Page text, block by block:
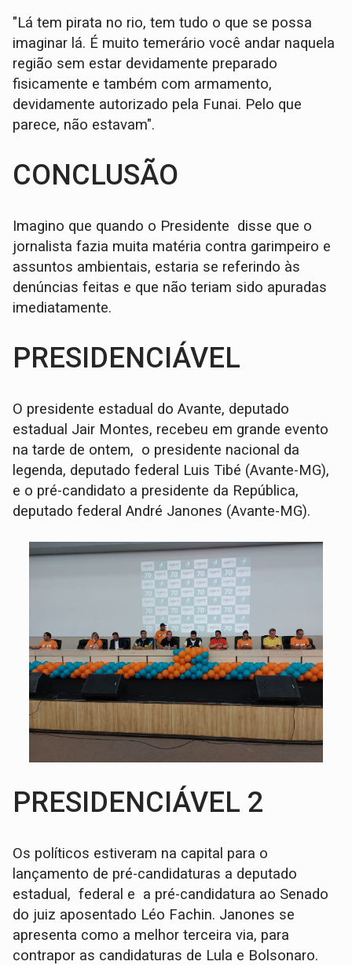
"Lá tem pirata no rio, tem tudo o que se possa
imaginar lá. É muito temerário você andar naquela
região sem estar devidamente preparado
fisicamente e também com armamento,
devidamente autorizado pela Funai. Pelo que
parece, não estavam".
CONCLUSÃO
Imagino que quando o Presidente disse que o
jornalista fazia muita matéria contra garimpeiro e
assuntos ambientais, estaria se referindo às
denúncias feitas e que não teriam sido apuradas
imediatamente.
PRESIDENCIÁVEL
O presidente estadual do Avante, deputado
estadual Jair Montes, recebeu em grande evento
na tarde de ontem, o presidente nacional da
legenda, deputado federal Luis Tibé (Avante-MG),
e o pré-candidato a presidente da República,
deputado federal André Janones (Avante-MG).
PRESIDENCIÁVEL 2
Os políticos estiveram na capital para o
lançamento de pré-candidaturas a deputado
estadual, federal e a pré-candidatura ao Senado
do juiz aposentado Léo Fachin. Janones se
apresenta como a melhor terceira via, para
contrapor as candidaturas de Lula e Bolsonaro.